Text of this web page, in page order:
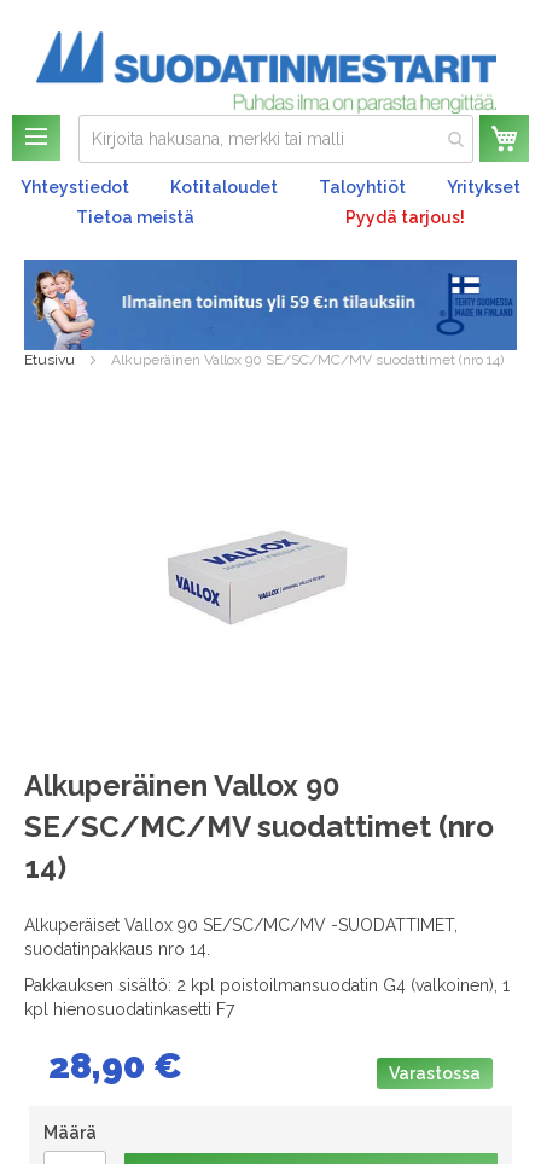
Yhteystiedot Kotitaloudet Taloyhtiöt
Yritykset
Tietoa meistä
Pyydä tarjous!
Etusivu Alkuperäinen Vallox 90 SE/SC/MC/MV suodattimet (nro 14)
Alkuperäinen Vallox 90
SE/SC/MC/MV suodattimet (nro
14)
Alkuperäiset Vallox 90 SE/SC/MC/MV -SUODATTIMET,
suodatinpakkaus nro 14.
Pakkauksen sisältö: 2 kpl poistoilmansuodatin G4 (valkoinen), 1
kpl hienosuodatinkasetti F7
28,90 € Varastossa
Määrä
Skip
to
the
of
images
gallery